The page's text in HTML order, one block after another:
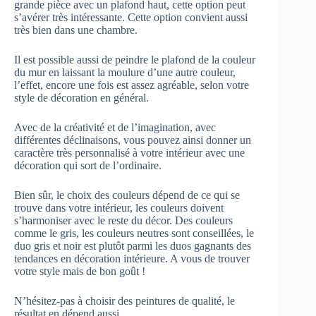
grande pièce avec un plafond haut, cette option peut
s’avérer très intéressante. Cette option convient aussi
très bien dans une chambre.
Il est possible aussi de peindre le plafond de la couleur
du mur en laissant la moulure d’une autre couleur,
l’effet, encore une fois est assez agréable, selon votre
style de décoration en général.
Avec de la créativité et de l’imagination, avec
différentes déclinaisons, vous pouvez ainsi donner un
caractère très personnalisé à votre intérieur avec une
décoration qui sort de l’ordinaire.
Bien sûr, le choix des couleurs dépend de ce qui se
trouve dans votre intérieur, les couleurs doivent
s’harmoniser avec le reste du décor. Des couleurs
comme le gris, les couleurs neutres sont conseillées, le
duo gris et noir est plutôt parmi les duos gagnants des
tendances en décoration intérieure. A vous de trouver
votre style mais de bon goût !
N’hésitez-pas à choisir des peintures de qualité, le
résultat en dépend aussi.